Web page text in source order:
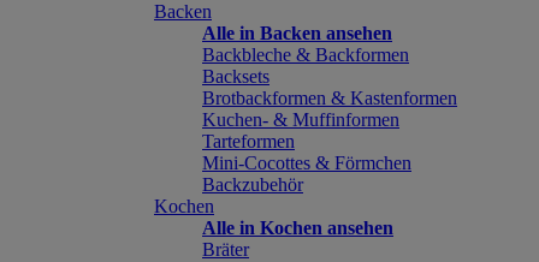
Backen
Alle in Backen ansehen
Backbleche & Backformen
Backsets
Brotbackformen & Kastenformen
Kuchen- & Muffinformen
Tarteformen
Mini-Cocottes & Förmchen
Backzubehör
Kochen
Alle in Kochen ansehen
Bräter